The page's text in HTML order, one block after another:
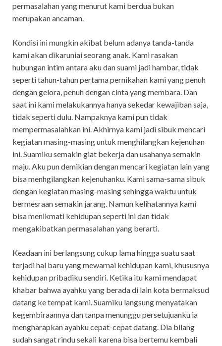
permasalahan yang menurut kami berdua bukan
merupakan ancaman.
Kondisi ini mungkin akibat belum adanya tanda-tanda
kami akan dikaruniai seorang anak. Kami rasakan
hubungan intim antara aku dan suami jadi hambar, tidak
seperti tahun-tahun pertama pernikahan kami yang penuh
dengan gelora, penuh dengan cinta yang membara. Dan
saat ini kami melakukannya hanya sekedar kewajiban saja,
tidak seperti dulu. Nampaknya kami pun tidak
mempermasalahkan ini. Akhirnya kami jadi sibuk mencari
kegiatan masing-masing untuk menghilangkan kejenuhan
ini. Suamiku semakin giat bekerja dan usahanya semakin
maju. Aku pun demikian dengan mencari kegiatan lain yang
bisa menhgilangkan kejenuhanku. Kami sama-sama sibuk
dengan kegiatan masing-masing sehingga waktu untuk
bermesraan semakin jarang. Namun kelihatannya kami
bisa menikmati kehidupan seperti ini dan tidak
mengakibatkan permasalahan yang berarti.
Keadaan ini berlangsung cukup lama hingga suatu saat
terjadi hal baru yang mewarnai kehidupan kami, khususnya
kehidupan pribadiku sendiri. Ketika itu kami mendapat
khabar bahwa ayahku yang berada di lain kota bermaksud
datang ke tempat kami. Suamiku langsung menyatakan
kegembiraannya dan tanpa menunggu persetujuanku ia
mengharapkan ayahku cepat-cepat datang. Dia bilang
sudah sangat rindu sekali karena bisa bertemu kembali